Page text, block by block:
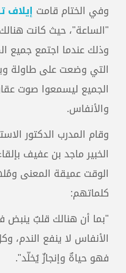
وفي الختام قامت إيلاف
"الساعة"، حيث كانت
وذلك عندما اجتمع جميع
التي وضعت على طاولة
الجميع ليسمعوا صوت
والأنفاس.
وقام المدرب الدكتور
الخبير ماجد بن عفيف
الوقت عميقة المعنى
كلماتهم:
"بما أن هنالك قلبٌ ينبض
الأنفاس لا ينفع
فهو حياةٌ وإنجازٌ يُخلّد".